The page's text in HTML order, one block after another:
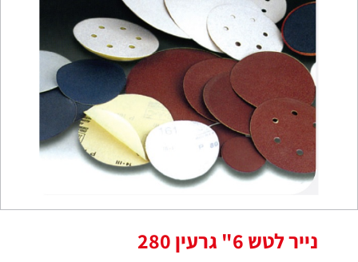
נייר לטש 6" גרעין 280